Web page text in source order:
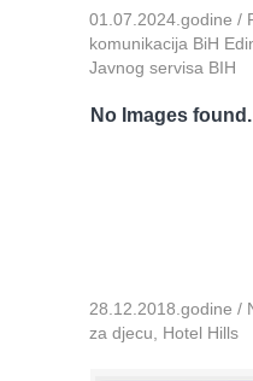
01.07.2024.godine /
komunikacija BiH
Javnog servisa BIH
No Images found.
28.12.2018.godine /
za djecu, Hotel Hills